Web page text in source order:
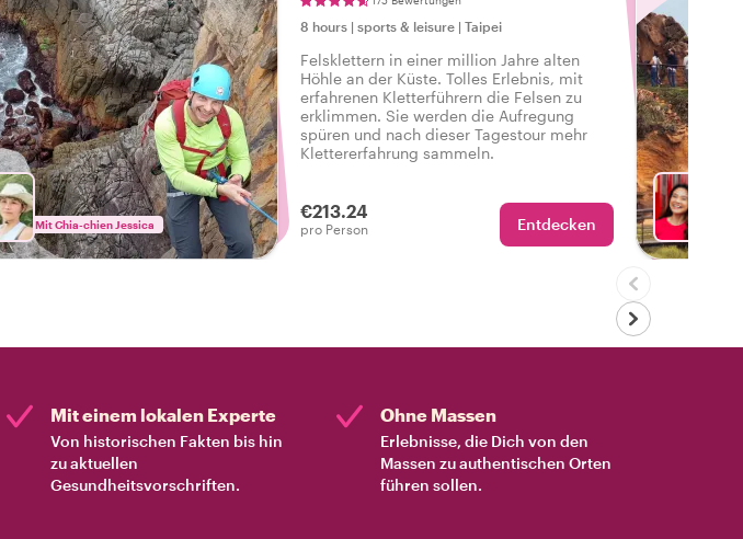
Mit Chia-chien Jessica
8 hours | sports & leisure | Taipei
Felsklettern in einer million Jahre alten
Höhle an der Küste. Tolles Erlebnis, mit
erfahrenen Kletterführern die Felsen zu
erklimmen. Sie werden die Aufregung
spüren und nach dieser Tagestour mehr
Klettererfahrung sammeln.
€213.24
pro Person Entdecken
Mit einem lokalen Experte
Von historischen Fakten bis hin
zu aktuellen
Gesundheitsvorschriften.
Ohne Massen
Erlebnisse, die Dich von den
Massen zu authentischen Orten
führen sollen.